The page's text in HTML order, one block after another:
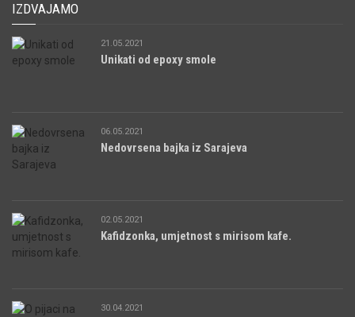
IZDVAJAMO
21.05.2021
Unikati od epoxy smole
06.05.2021
Nedovrsena bajka iz Sarajeva
02.05.2021
Kafidzonka, umjetnost s mirisom kafe.
30.04.2021